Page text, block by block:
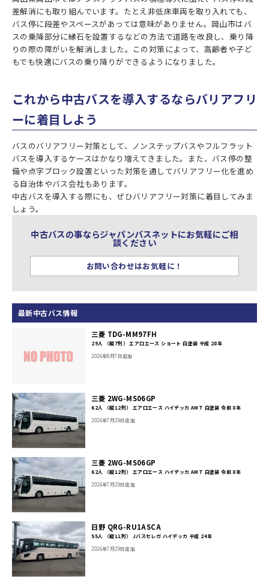
差解消にも取り組んでいます。たとえ非低床車両を取り入れても、
バス停に段差やスペースがあっては意味がありません。岡山市はバ
スの乗降部分に縁石を設置するなどの方法で道路を改良し、乗り降
りの際の障がいを解消しました。この対策によって、高齢者や子ど
もでも快適にバスの乗り降りができるようになりました。
これから中古バスを導入するならバリアフリ
ーに着目しよう
バスのバリアフリー対策として、ノンステップバスやフルフラット
バスを導入するケースはかなり増えてきました。また、バス停の整
備や点字ブロック設置といった対策を通してバリアフリー化を進め
る自治体やバス会社もあります。
中古バスを導入する際にも、ぜひバリアフリー対策に着目してみま
しょう。
中古バスの事ならジャパンバスネットにお気軽にご相
談ください
お問い合わせはお気軽に！
最新中古バス情報
三菱 TDG-MM97FH
29人 （縦7列） エアロエース ショート 白塗装 平成 28年
2026年8月7日追加
三菱 2WG-MS06GP
62人 （縦12列） エアロエース ハイデッカ AMT 白塗装 令和 8年
2026年7月29日追加
三菱 2WG-MS06GP
62人 （縦12列） エアロエース ハイデッカ AMT 白塗装 令和 8年
2026年7月29日追加
日野 QRG-RU1ASCA
55人 （縦11列） Jバスセレガ ハイデッカ 平成 24年
2026年7月29日追加